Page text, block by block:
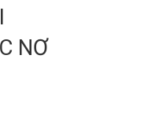
NƠ